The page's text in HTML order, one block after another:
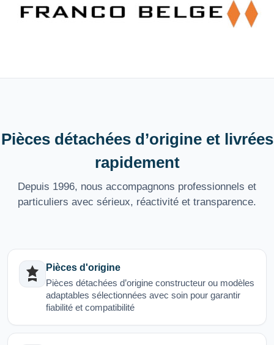
Pièces détachées d’origine et livrées
rapidement
Depuis 1996, nous accompagnons professionnels et
particuliers avec sérieux, réactivité et transparence.
Pièces d'origine
Pièces détachées d’origine constructeur ou modèles
adaptables sélectionnées avec soin pour garantir
fiabilité et compatibilité